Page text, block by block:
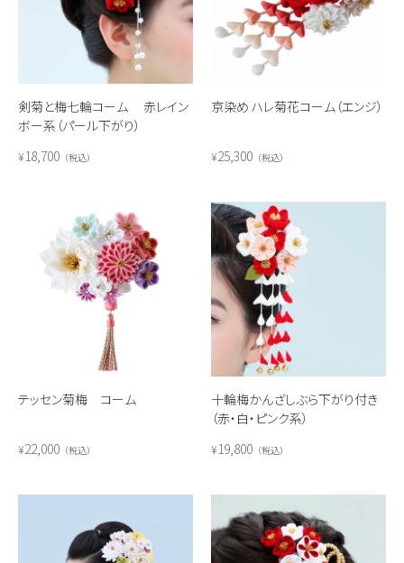
剣菊と梅七輪コーム 赤レイン
ボー系（パール下がり）
¥18,700 税込
京染め ハレ菊花コーム（エンジ）
¥25,300 税込
テッセン菊梅 コーム
¥22,000 税込
十輪梅かんざしぶら下がり付き
（赤・白・ピンク系）
¥19,800 税込